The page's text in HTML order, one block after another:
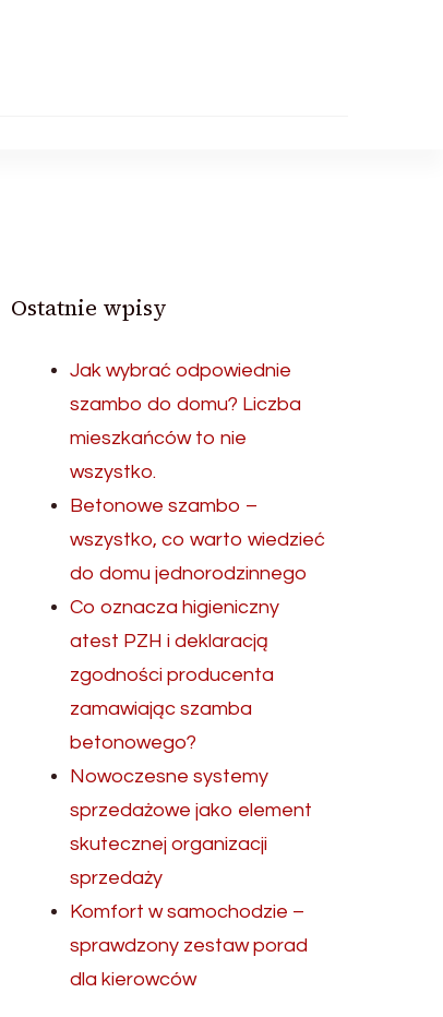
Ostatnie wpisy
Jak wybrać odpowiednie
szambo do domu? Liczba
mieszkańców to nie
wszystko.
Betonowe szambo –
wszystko, co warto wiedzieć
do domu jednorodzinnego
Co oznacza higieniczny
atest PZH i deklaracją
zgodności producenta
zamawiając szamba
betonowego?
Nowoczesne systemy
sprzedażowe jako element
skutecznej organizacji
sprzedaży
Komfort w samochodzie –
sprawdzony zestaw porad
dla kierowców